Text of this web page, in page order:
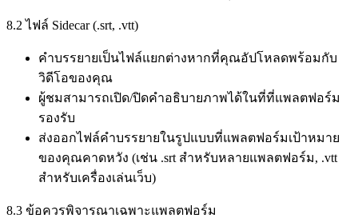
8.2 ไฟล์ Sidecar (.srt, .vtt)
คำบรรยายเป็นไฟล์แยกต่างหากที่คุณอัปโหลดพร้อมกับ
วิดีโอของคุณ
ผู้ชมสามารถเปิด/ปิดคำอธิบายภาพได้ในที่ที่แพลตฟอร์ม
รองรับ
ส่งออกไฟล์คำบรรยายในรูปแบบที่แพลตฟอร์มเป้าหมาย
ของคุณคาดหวัง (เช่น .srt สำหรับหลายแพลตฟอร์ม, .vtt
สำหรับเครื่องเล่นเว็บ)
8.3 ข้อควรพิจารณาเฉพาะแพลตฟอร์ม